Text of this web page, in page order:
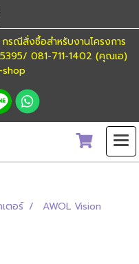
รณีสั่งซื้อสำหรับงานโครงการ
081-711-1402 (คุณเอ)
shop
เตอร์ AWOL Vision